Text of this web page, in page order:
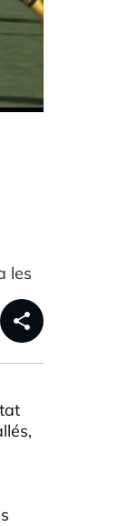
les
share